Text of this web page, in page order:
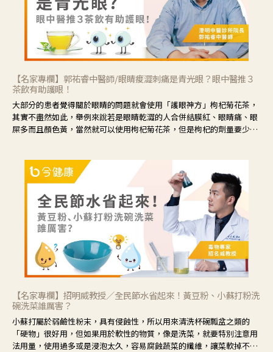
【名家專欄】郭祐睿中醫師/眼睛痠澀刺痛是青光眼？眼中醫推３
茶飲有助護眼！
大部分的患者覺得關於眼睛的問題就會使用「護眼神方」枸杞菊花茶，
其實不盡然如此，舉例來說若是眼睛乾澀的人合併結膜紅、眼睛痛、眼
屎多而且顏色黃，當然就可以使用枸杞菊花茶，但是枸杞的劑量要少，
候就要使用菊花、金銀花來治療；假如單純的眼睛乾澀，結膜沒有紅，
眼睛周圍沒有眼屎，這種情況是屬於「陰虛」，就可以使用枸杞、蓮
藕、麥門冬、山藥等比較滋潤的藥材，效果就更顯著。
【名家專欄】招明威教授／全民節水省起來！黃豆粉、小蘇打粉洗
碗洗菜誰厲害？
小蘇打屬於弱鹼性粉末，具有侵蝕性，所以用來清洗杯碗瓢盆之類的
「硬物」很好用，但如果用於軟性的物質，像是洗菜，就要特別注意用
法用量，使用過多或是浸泡太久，容易腐蝕蔬菜的纖維，讓菜軟掉不清